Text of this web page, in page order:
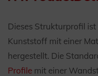
Dieses Strukturprofil
Kunststoff mit einer
hergestellt. Die
Profile mit einer